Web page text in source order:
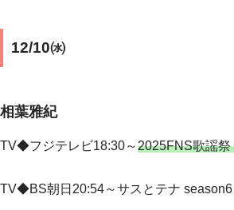
12/10㈬
相葉雅紀
TV◆フジテレビ18:30～2025FNS歌謡祭
TV◆BS朝日20:54～サスとテナ season6